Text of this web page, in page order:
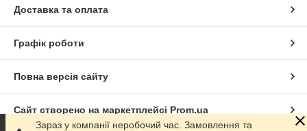
Доставка та оплата
Графік роботи
Повна версія сайту
Сайт створено на маркетплейсі Prom.ua
Зараз у компанії неробочий час. Замовлення та